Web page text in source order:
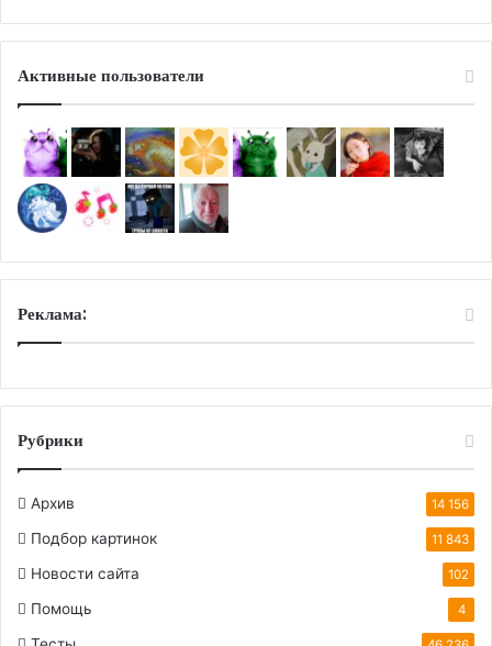
Активные пользователи
Реклама:
Рубрики
Архив 14 156
Подбор картинок 11 843
Новости сайта 102
Помощь 4